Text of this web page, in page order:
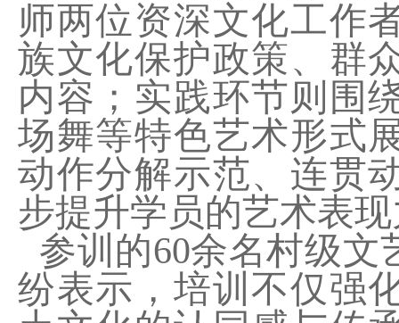
师两位资深文化工作
族文化保护政策、群
内容；实践环节则围
场舞等特色艺术形式
动作分解示范、连贯
步提升学员的艺术表
参训的60余名村级文
纷表示 ，培训不仅强